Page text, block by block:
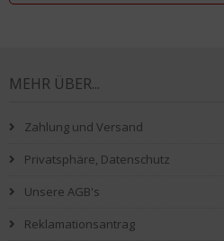
MEHR ÜBER...
Zahlung und Versand
Privatsphäre, Datenschutz
Unsere AGB's
Reklamationsantrag